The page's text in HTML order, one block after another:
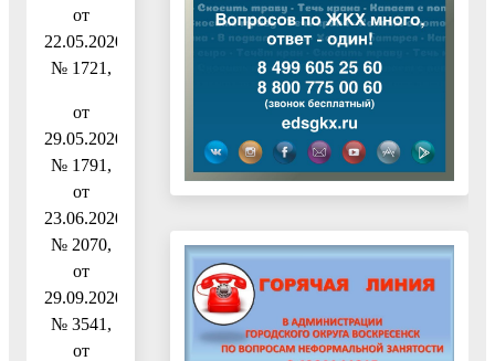
от
22.05.2020
№ 1721,
от
29.05.2020
№ 1791,
от
23.06.2020
№ 2070,
от
29.09.2020
№ 3541,
от